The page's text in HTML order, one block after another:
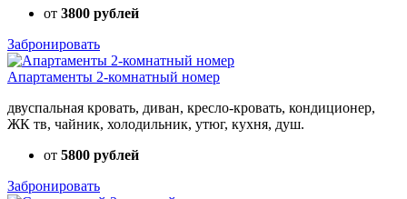
от 3800 рублей
Забронировать
Апартаменты 2-комнатный номер
двуспальная кровать, диван, кресло-кровать, кондиционер,
ЖК тв, чайник, холодильник, утюг, кухня, душ.
от 5800 рублей
Забронировать